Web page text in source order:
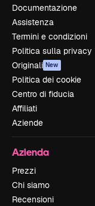
Documentazione
Assistenza
Termini e condizioni
Politica sulla privacy
Originali New
Politica dei cookie
Centro di fiducia
Affiliati
Aziende
Azienda
Prezzi
Chi siamo
Recensioni